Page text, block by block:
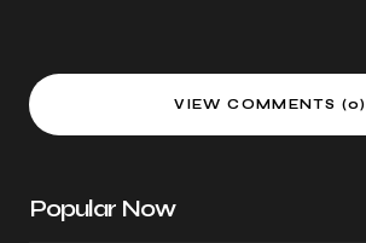
VIEW COMMENTS (0)
Popular Now